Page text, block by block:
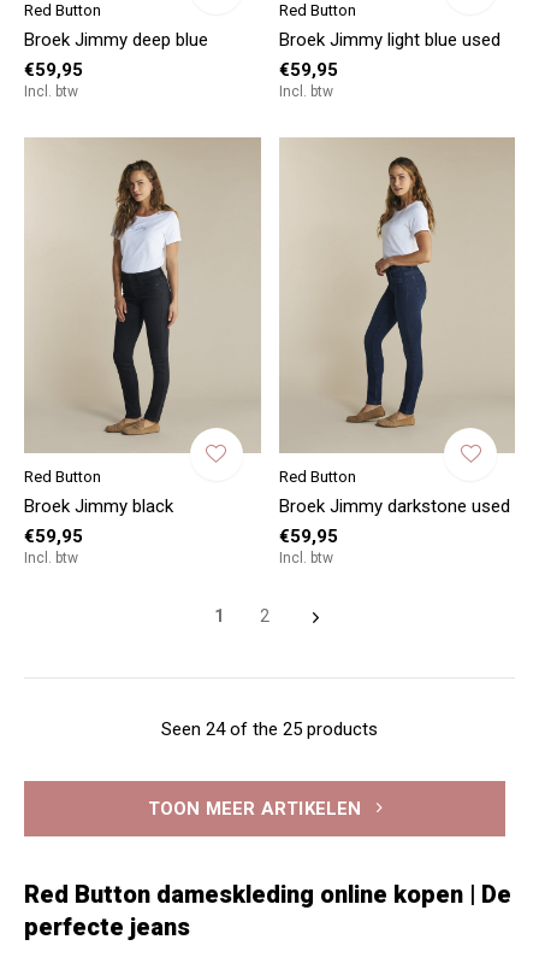
Red Button
Broek Jimmy deep blue
€59,95
Incl. btw
Red Button
Broek Jimmy light blue used
€59,95
Incl. btw
Red Button
Broek Jimmy black
€59,95
Incl. btw
Red Button
Broek Jimmy darkstone used
€59,95
Incl. btw
1 2
Seen 24 of the 25 products
TOON MEER ARTIKELEN
Red Button dameskleding online kopen | De
perfecte jeans